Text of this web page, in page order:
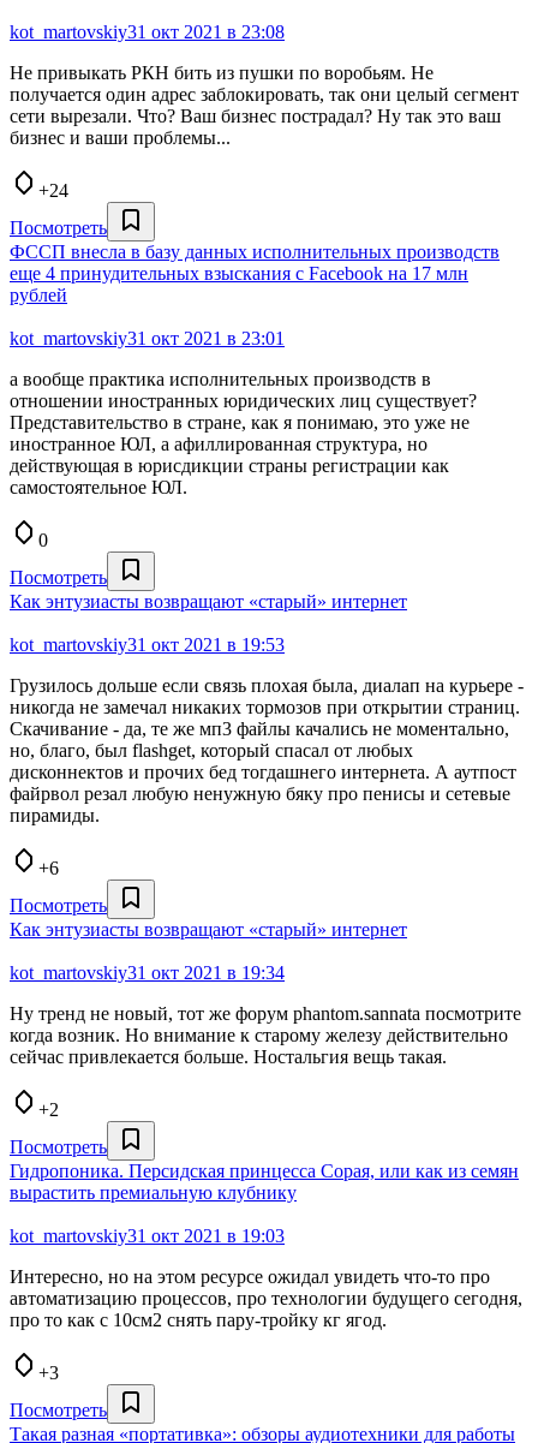
kot_martovskiy31 окт 2021 в 23:08
Не привыкать РКН бить из пушки по воробьям. Не
получается один адрес заблокировать, так они целый сегмент
сети вырезали. Что? Ваш бизнес пострадал? Ну так это ваш
бизнес и ваши проблемы...
+24
Посмотреть
ФССП внесла в базу данных исполнительных производств
еще 4 принудительных взыскания с Facebook на 17 млн
рублей
kot_martovskiy31 окт 2021 в 23:01
а вообще практика исполнительных производств в
отношении иностранных юридических лиц существует?
Представительство в стране, как я понимаю, это уже не
иностранное ЮЛ, а афиллированная структура, но
действующая в юрисдикции страны регистрации как
самостоятельное ЮЛ.
0
Посмотреть
Как энтузиасты возвращают «старый» интернет
kot_martovskiy31 окт 2021 в 19:53
Грузилось дольше если связь плохая была, диалап на курьере -
никогда не замечал никаких тормозов при открытии страниц.
Скачивание - да, те же мп3 файлы качались не моментально,
но, благо, был flashget, который спасал от любых
дисконнектов и прочих бед тогдашнего интернета. А аутпост
файрвол резал любую ненужную бяку про пенисы и сетевые
пирамиды.
+6
Посмотреть
Как энтузиасты возвращают «старый» интернет
kot_martovskiy31 окт 2021 в 19:34
Ну тренд не новый, тот же форум phantom.sannata посмотрите
когда возник. Но внимание к старому железу действительно
сейчас привлекается больше. Ностальгия вещь такая.
+2
Посмотреть
Гидропоника. Персидская принцесса Сорая, или как из семян
вырастить премиальную клубнику
kot_martovskiy31 окт 2021 в 19:03
Интересно, но на этом ресурсе ожидал увидеть что-то про
автоматизацию процессов, про технологии будущего сегодня,
про то как с 10см2 снять пару-тройку кг ягод.
+3
Посмотреть
Такая разная «портативка»: обзоры аудиотехники для работы